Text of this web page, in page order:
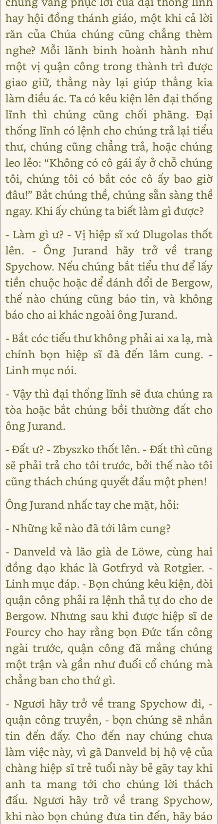
hay hội đồng thánh giáo, một khi cả lời
răn của Chúa chúng cũng chẳng thèm
nghe? Mỗi lãnh binh hoành hành như
một vị quận công trong thành trì được
giao giữ, thằng này lại giúp thằng kia
làm điều ác. Ta có kêu kiện lên đại thống
lĩnh thì chúng cũng chối phăng. Đại
thống lĩnh có lệnh cho chúng trả lại tiểu
thư, chúng cũng chẳng trả, hoặc chúng
leo lẻo: “Không có cô gái ấy ở chỗ chúng
tôi, chúng tôi có bắt cóc cô ấy bao giờ
đâu!” Bắt chúng thề, chúng sẵn sàng thề
ngay. Khi ấy chúng ta biết làm gì được?
- Làm gì ư? - Vị hiệp sĩ xứ Dlugolas thốt
lên. - Ông Jurand hãy trở về trang
Spychow. Nếu chúng bắt tiểu thư để lấy
tiền chuộc hoặc để đánh đổi de Bergow,
thế nào chúng cũng báo tin, và không
báo cho ai khác ngoài ông Jurand.
- Bắt cóc tiểu thư không phải ai xa lạ, mà
chính bọn hiệp sĩ đã đến lâm cung. -
Linh mục nói.
- Vậy thì đại thống lĩnh sẽ đưa chúng ra
tòa hoặc bắt chúng bồi thường đất cho
ông Jurand.
- Đất ư? - Zbyszko thốt lên. - Đất thì cũng
sẽ phải trả cho tôi trước, bởi thế nào tôi
cũng thách chúng quyết đấu một phen!
Ông Jurand nhấc tay che mặt, hỏi:
- Những kẻ nào đã tới lâm cung?
- Danveld và lão già de Lӧwe, cùng hai
đồng đạo khác là Gotfryd và Rotgier. -
Linh mục đáp. - Bọn chúng kêu kiện, đòi
quận công phải ra lệnh thả tự do cho de
Bergow. Nhưng sau khi được hiệp sĩ de
Fourcy cho hay rằng bọn Đức tấn công
ngài trước, quận công đã mắng chúng
một trận và gần như đuổi cổ chúng mà
chẳng ban cho thứ gì.
- Ngươi hãy trở về trang Spychow đi, -
quận công truyền, - bọn chúng sẽ nhắn
tin đến đấy. Cho đến nay chúng chưa
làm việc này, vì gã Danveld bị hộ vệ của
chàng hiệp sĩ trẻ tuổi này bẻ gãy tay khi
anh ta mang tới cho chúng lời thách
đấu. Ngươi hãy trở về trang Spychow,
khi nào bọn chúng đưa tin đến, hãy báo